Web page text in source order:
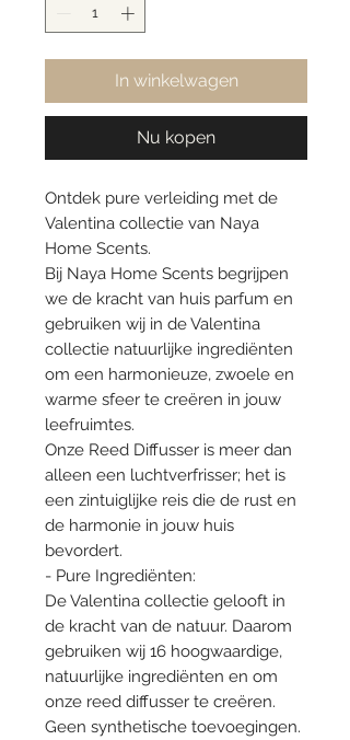
In winkelwagen
Nu kopen
Ontdek pure verleiding met de
Valentina collectie van Naya
Home Scents.
Bij Naya Home Scents begrijpen
we de kracht van huis parfum en
gebruiken wij in de Valentina
collectie natuurlijke ingrediënten
om een harmonieuze, zwoele en
warme sfeer te creëren in jouw
leefruimtes.
Onze Reed Diffusser is meer dan
alleen een luchtverfrisser; het is
een zintuiglijke reis die de rust en
de harmonie in jouw huis
bevordert.
- Pure Ingrediënten:
De Valentina collectie gelooft in
de kracht van de natuur. Daarom
gebruiken wij 16 hoogwaardige,
natuurlijke ingrediënten en om
onze reed diffusser te creëren.
Geen synthetische toevoegingen.